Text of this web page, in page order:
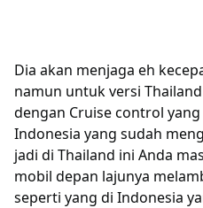
Dia akan menjaga eh
namun untuk versi
dengan Cruise control
Indonesia yang sudah
jadi di Thailand ini Anda
mobil depan lajunya
seperti yang di Indonesia